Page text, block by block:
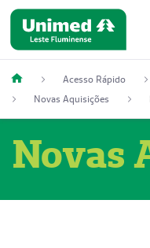
Acesso Rápido
Novas Aquisições
Novas